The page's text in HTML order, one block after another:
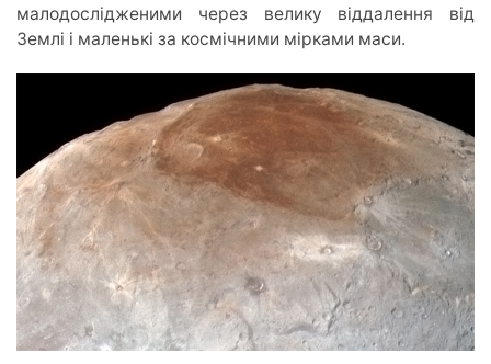
малодослідженими через велику віддалення від
Землі і маленькі за космічними мірками маси.